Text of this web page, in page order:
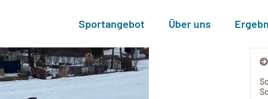
Sportangebot Über uns